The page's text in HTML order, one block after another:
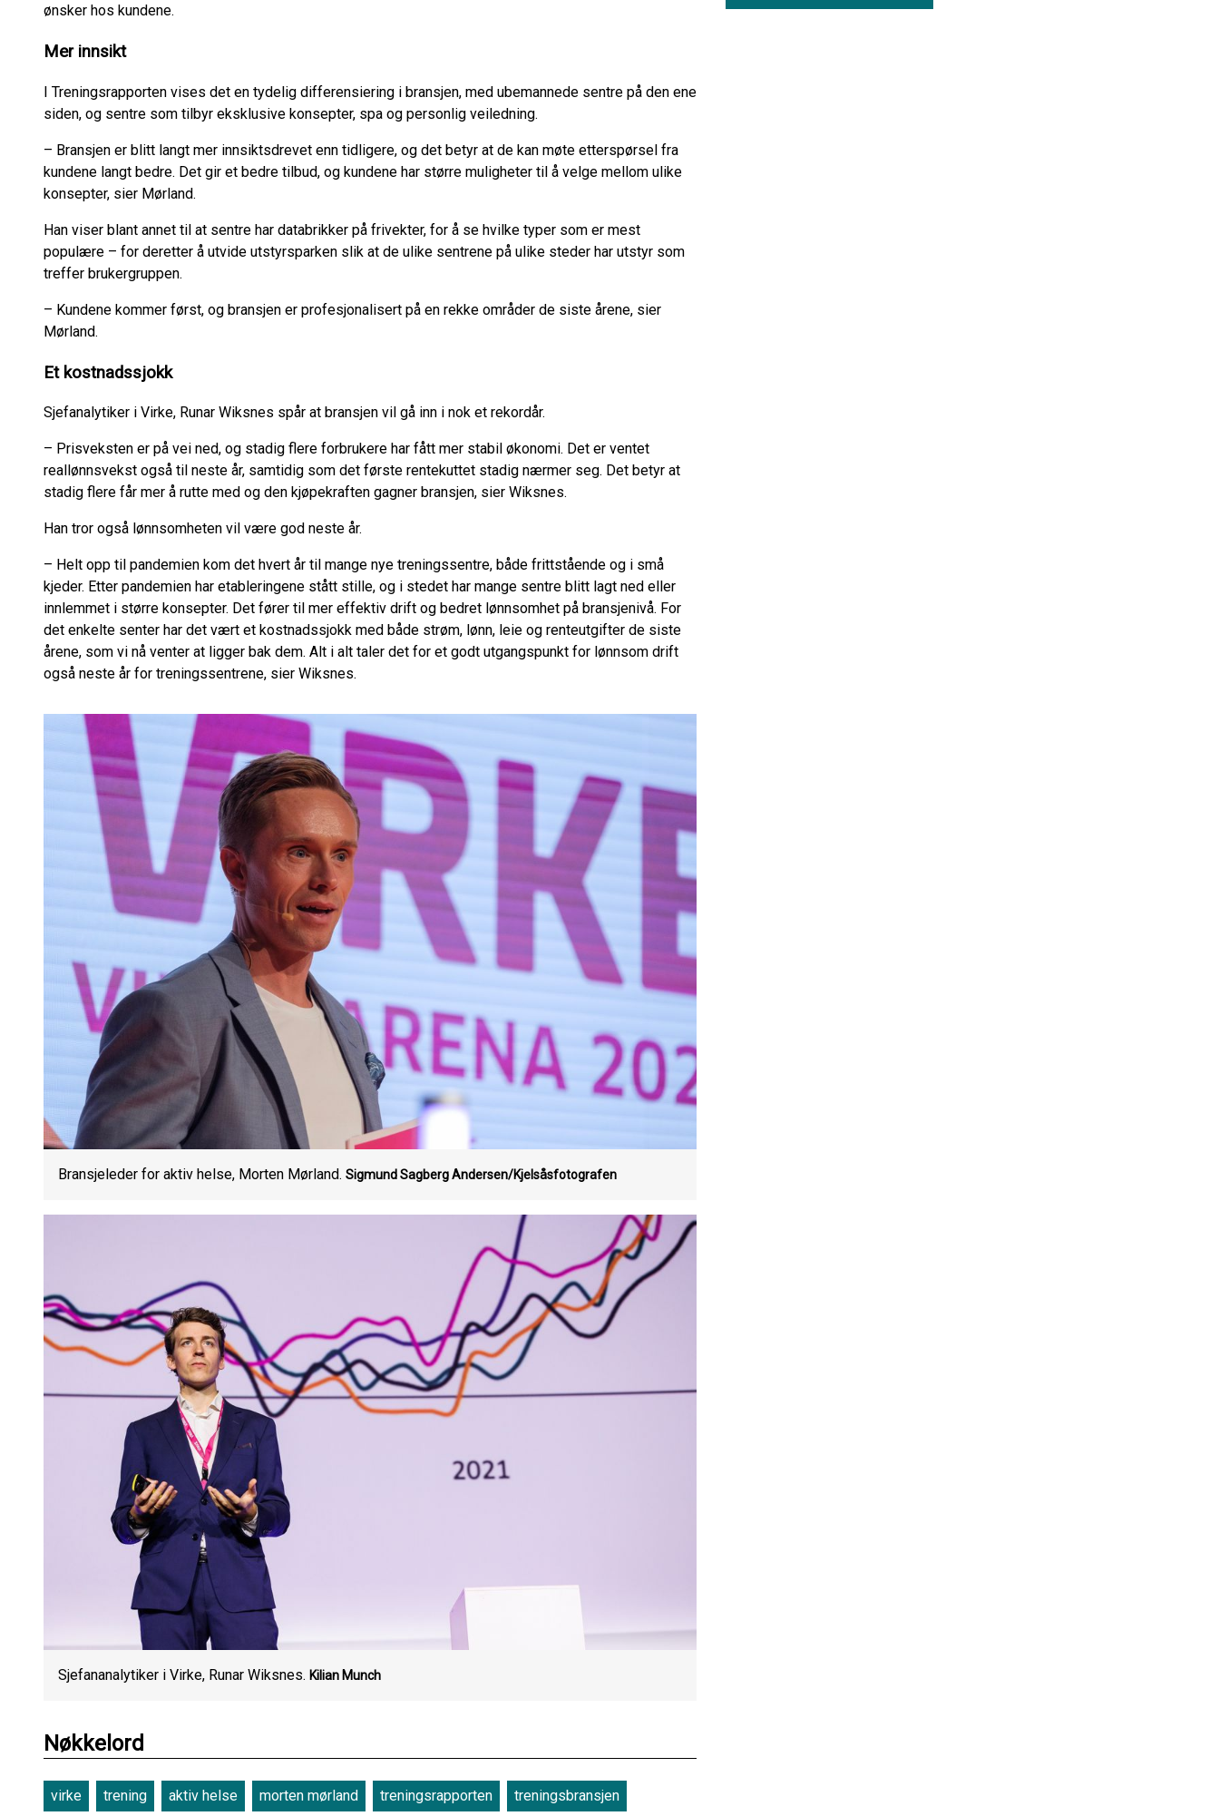
ønsker hos kundene.
Mer innsikt
I Treningsrapporten vises det en tydelig differensiering i bransjen, med ubemannede sentre på den ene
siden, og sentre som tilbyr eksklusive konsepter, spa og personlig veiledning.
– Bransjen er blitt langt mer innsiktsdrevet enn tidligere, og det betyr at de kan møte etterspørsel fra
kundene langt bedre. Det gir et bedre tilbud, og kundene har større muligheter til å velge mellom ulike
konsepter, sier Mørland.
Han viser blant annet til at sentre har databrikker på frivekter, for å se hvilke typer som er mest
populære – for deretter å utvide utstyrsparken slik at de ulike sentrene på ulike steder har utstyr som
treffer brukergruppen.
– Kundene kommer først, og bransjen er profesjonalisert på en rekke områder de siste årene, sier
Mørland.
Et kostnadssjokk
Sjefanalytiker i Virke, Runar Wiksnes spår at bransjen vil gå inn i nok et rekordår.
– Prisveksten er på vei ned, og stadig flere forbrukere har fått mer stabil økonomi. Det er ventet
reallønnsvekst også til neste år, samtidig som det første rentekuttet stadig nærmer seg. Det betyr at
stadig flere får mer å rutte med og den kjøpekraften gagner bransjen, sier Wiksnes.
Han tror også lønnsomheten vil være god neste år.
– Helt opp til pandemien kom det hvert år til mange nye treningssentre, både frittstående og i små
kjeder. Etter pandemien har etableringene stått stille, og i stedet har mange sentre blitt lagt ned eller
innlemmet i større konsepter. Det fører til mer effektiv drift og bedret lønnsomhet på bransjenivå. For
det enkelte senter har det vært et kostnadssjokk med både strøm, lønn, leie og renteutgifter de siste
årene, som vi nå venter at ligger bak dem. Alt i alt taler det for et godt utgangspunkt for lønnsom drift
også neste år for treningssentrene, sier Wiksnes.
Bransjeleder for aktiv helse, Morten Mørland. Sigmund Sagberg Andersen/Kjelsåsfotografen
Sjefananalytiker i Virke, Runar Wiksnes. Kilian Munch
Nøkkelord
virke trening aktiv helse morten mørland treningsrapporten treningsbransjen